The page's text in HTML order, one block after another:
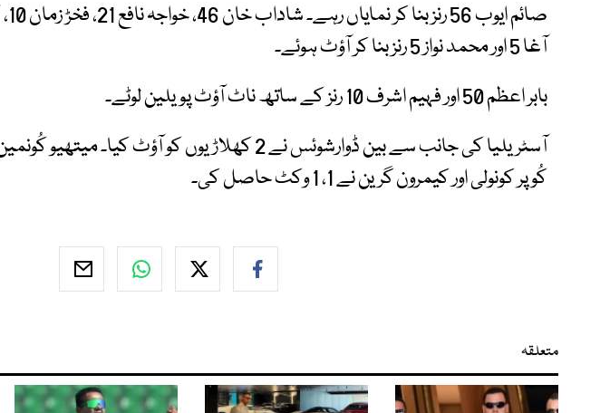
آغا 5 اور محمد نواز 5 رنز بنا کر آؤٹ ہوئے۔
بابر اعظم 50 اور فہیم اشرف 10 رنز کے ساتھ ناٹ آؤٹ پویلین لوٹے۔
آسٹریلیا کی جانب سے بین ڈوارشوئس نے 2 کھلاڑیوں کو آؤٹ کیا۔
کُوپر کونولی اور کیمرون گرین نے 1، 1 وکٹ حاصل کی۔
متعلقہ